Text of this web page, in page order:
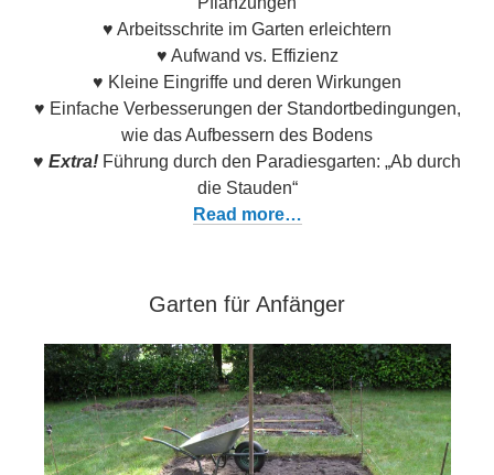
♥ Arbeitsschrite im Garten erleichtern
♥ Aufwand vs. Effizienz
♥ Kleine Eingriffe und deren Wirkungen
♥ Einfache Verbesserungen der Standortbedingungen,
wie das Aufbessern des Bodens
♥ Extra! Führung durch den Paradiesgarten: „Ab durch
die Stauden“
Read more…
Garten für Anfänger